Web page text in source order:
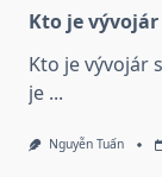
Kto je vývojár
Kto je vývojár
je ...
Nguyễn Tuấn